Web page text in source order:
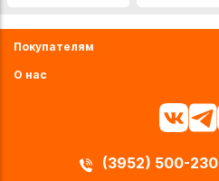
Покупателям
О нас
(3952) 500-230